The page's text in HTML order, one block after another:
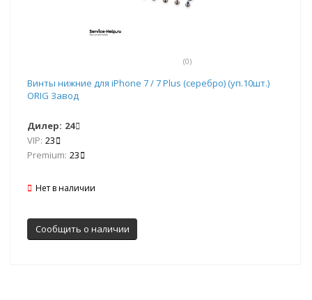
(0)
Винты нижние для iPhone 7 / 7 Plus (серебро) (уп.10шт.)
ORIG Завод
Дилер: 24
VIP: 23
Premium: 23
Нет в наличии
Сообщить о наличии